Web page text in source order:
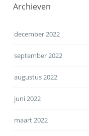
Archieven
december 2022
september 2022
augustus 2022
juni 2022
maart 2022